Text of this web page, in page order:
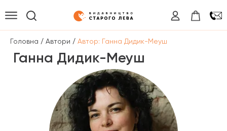
Головна / Автори / Автор: Ганна Дидик-Меуш
Ганна Дидик-Меуш